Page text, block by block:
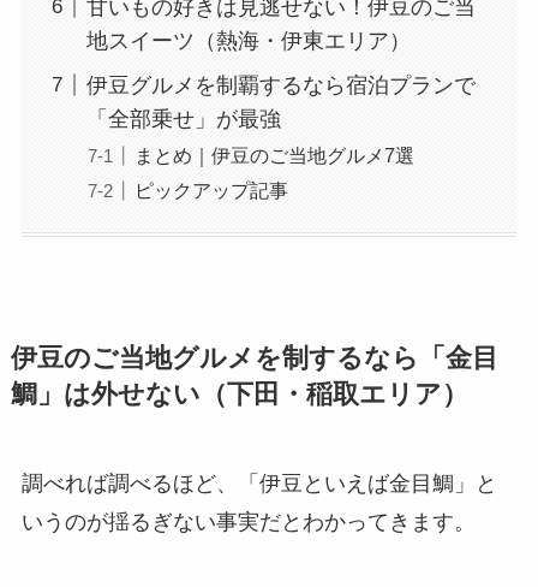
甘いもの好きは見逃せない！伊豆のご当
地スイーツ（熱海・伊東エリア）
伊豆グルメを制覇するなら宿泊プランで
「全部乗せ」が最強
まとめ｜伊豆のご当地グルメ7選
ピックアップ記事
伊豆のご当地グルメを制するなら「金目
鯛」は外せない（下田・稲取エリア）
調べれば調べるほど、「伊豆といえば金目鯛」と
いうのが揺るぎない事実だとわかってきます。